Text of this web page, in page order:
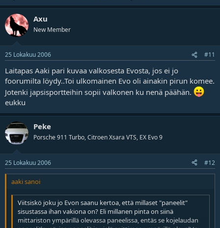
Axu
New Member
25 Lokakuu 2006 #11
Laitapas Aaki pari kuvaa valkosesta Evosta, jos ei jo
foorumilta löydy..Toi ulkomainen Evo oli ainakin pirun komee.
Jotenki japsisportteihin sopii valkonen ku nenä päähän.
eukku
Peke
Porsche 911 Turbo, Citroen Xsara VTS, EX Evo 9
25 Lokakuu 2006 #12
aaki sanoi
Viitsiskö joku jo Evon saanu kertoa, että millaset "paneelit"
sisustassa ihan vakiona on? Eli millanen pinta on siinä
mittariston ympärillä olevassa paneelissa, entäs se kojelaudan